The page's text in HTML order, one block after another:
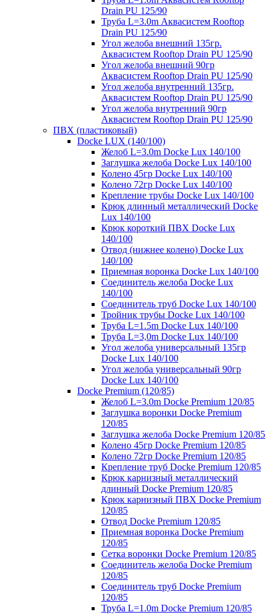
Drain PU 125/90
Труба L=3.0m Аквасистем Rooftop
Drain PU 125/90
Угол желоба внешний 135гр.
Аквасистем Rooftop Drain PU 125/90
Угол желоба внешний 90гр
Аквасистем Rooftop Drain PU 125/90
Угол желоба внутренний 135гр.
Аквасистем Rooftop Drain PU 125/90
Угол желоба внутренний 90гр
Аквасистем Rooftop Drain PU 125/90
ПВХ (пластиковый)
Docke LUX (140/100)
Желоб L=3.0m Docke Lux 140/100
Заглушка желоба Docke Lux 140/100
Колено 45гр Docke Lux 140/100
Колено 72гр Docke Lux 140/100
Крепление трубы Docke Lux 140/100
Крюк длинный металлический Docke
Lux 140/100
Крюк короткий ПВХ Docke Lux
140/100
Отвод (нижнее колено) Docke Lux
140/100
Приемная воронка Docke Lux 140/100
Соединитель желоба Docke Lux
140/100
Соединитель труб Docke Lux 140/100
Тройник трубы Docke Lux 140/100
Труба L=1.5m Docke Lux 140/100
Труба L=3,0m Docke Lux 140/100
Угол желоба универсальный 135гр
Docke Lux 140/100
Угол желоба универсальный 90гр
Docke Lux 140/100
Docke Premium (120/85)
Желоб L=3.0m Docke Premium 120/85
Заглушка воронки Docke Premium
120/85
Заглушка желоба Docke Premium 120/85
Колено 45гр Docke Premium 120/85
Колено 72гр Docke Premium 120/85
Крепление труб Docke Premium 120/85
Крюк карнизный металлический
длинный Docke Premium 120/85
Крюк карнизный ПВХ Docke Premium
120/85
Отвод Docke Premium 120/85
Приемная воронка Docke Premium
120/85
Сетка воронки Docke Premium 120/85
Соединитель желоба Docke Premium
120/85
Соединитель труб Docke Premium
120/85
Труба L=1.0m Docke Premium 120/85